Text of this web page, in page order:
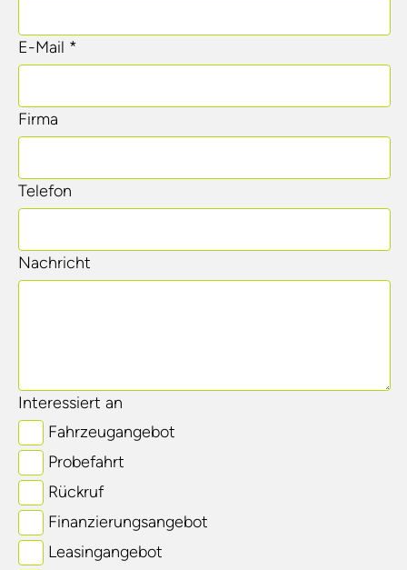
E-Mail *
Firma
Telefon
Nachricht
Interessiert an
Fahrzeugangebot
Probefahrt
Rückruf
Finanzierungsangebot
Leasingangebot